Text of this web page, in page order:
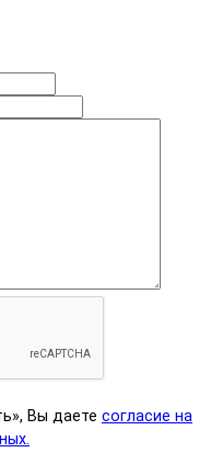
Вы даете согласие на